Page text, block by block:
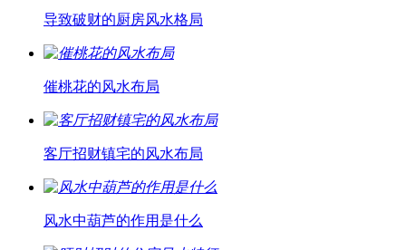
导致破财的厨房风水格局
催桃花的风水布局
客厅招财镇宅的风水布局
风水中葫芦的作用是什么